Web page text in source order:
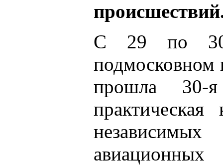
С 29 по
подмосковном
прошла 30-